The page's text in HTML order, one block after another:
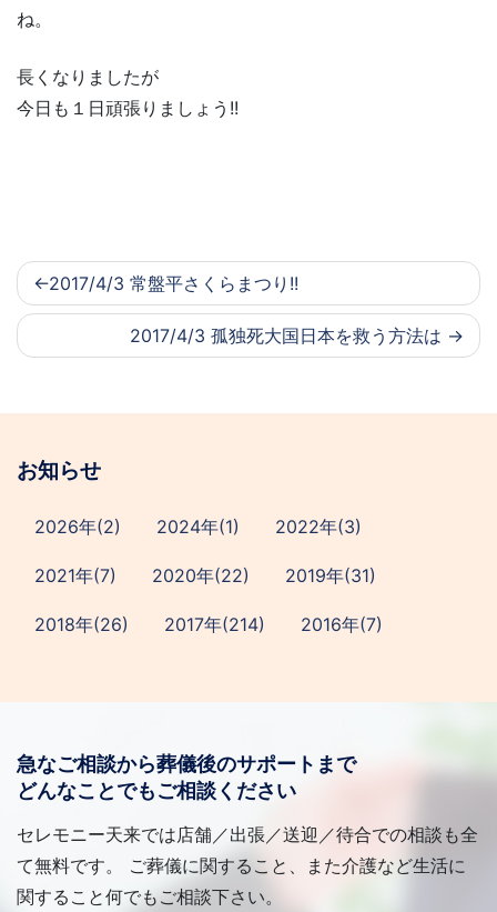
ね。
長くなりましたが
今日も１日頑張りましょう!!
2017/4/3 常盤平さくらまつり!!
2017/4/3 孤独死大国日本を救う方法は
お知らせ
2026年(2) 2024年(1) 2022年(3)
2021年(7) 2020年(22) 2019年(31)
2018年(26) 2017年(214) 2016年(7)
急なご相談から葬儀後のサポートまで
どんなことでもご相談ください
セレモニー天来では店舗／出張／送迎／待合での相談も全
て無料です。 ご葬儀に関すること、また介護など生活に
関すること何でもご相談下さい。